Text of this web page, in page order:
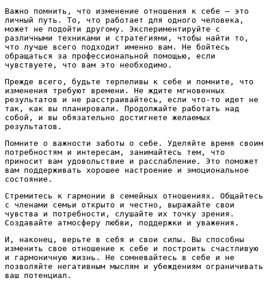
Важно помнить, что изменение отношения к себе – это
личный путь. То, что работает для одного человека,
может не подойти другому. Экспериментируйте с
различными техниками и стратегиями, чтобы найти то,
что лучше всего подходит именно вам. Не бойтесь
обращаться за профессиональной помощью, если
чувствуете, что вам это необходимо.
Прежде всего, будьте терпеливы к себе и помните, что
изменения требуют времени. Не ждите мгновенных
результатов и не расстраивайтесь, если что-то идет не
так, как вы планировали. Продолжайте работать над
собой, и вы обязательно достигнете желаемых
результатов.
Помните о важности заботы о себе. Уделяйте время своим
потребностям и интересам, занимайтесь тем, что
приносит вам удовольствие и расслабление. Это поможет
вам поддерживать хорошее настроение и эмоциональное
состояние.
Стремитесь к гармонии в семейных отношениях. Общайтесь
с членами семьи открыто и честно, выражайте свои
чувства и потребности, слушайте их точку зрения.
Создавайте атмосферу любви, поддержки и уважения.
И, наконец, верьте в себя и свои силы. Вы способны
изменить свое отношение к себе и построить счастливую
и гармоничную жизнь. Не сомневайтесь в себе и не
позволяйте негативным мыслям и убеждениям ограничивать
ваш потенциал.